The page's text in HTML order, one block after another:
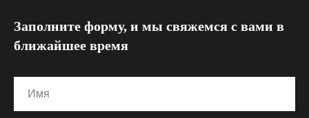
Заполните форму, и мы свяжемся с вами в
ближайшее время